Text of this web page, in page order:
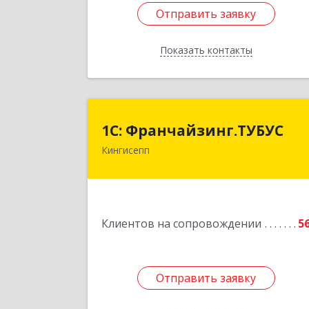
Отправить заявку
Показать контакты
Отправить заявку
Назад
1С: Франчайзинг.ТУБУС
Кингисепп
Клиентов на сопровождении
Отправить заявку
1С: Франчайзинг.ТУБУС
Отправить заявку